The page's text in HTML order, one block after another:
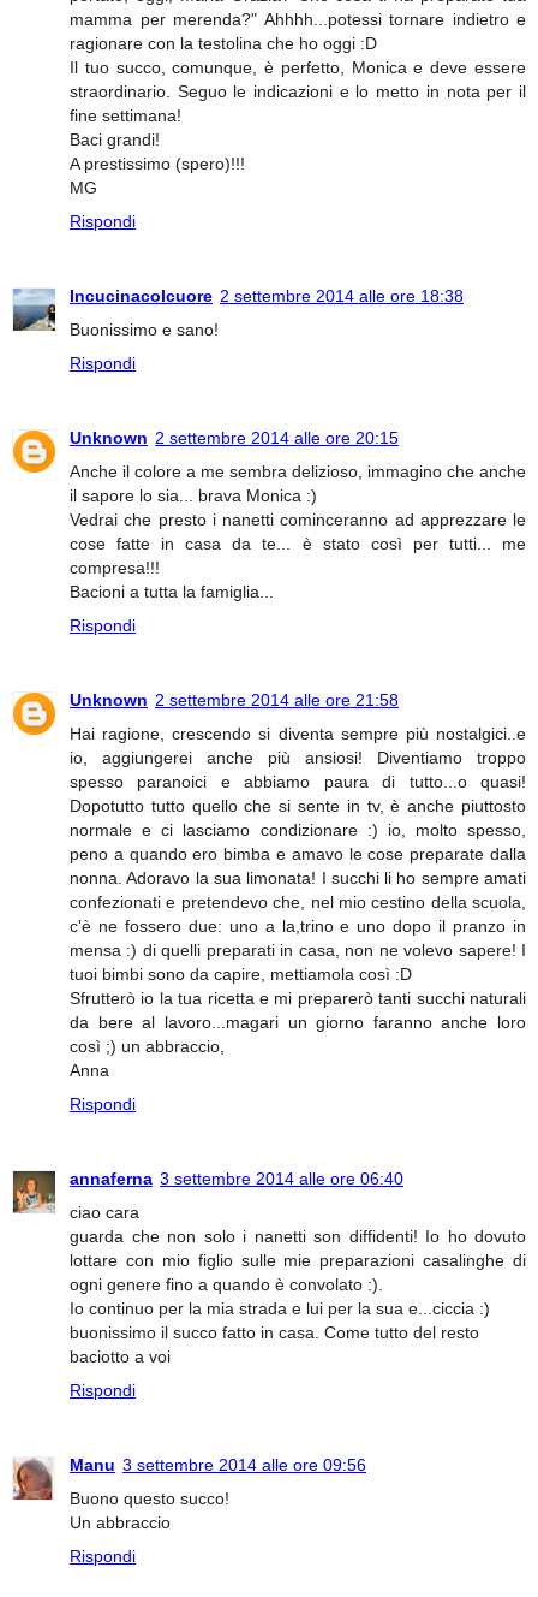
mamma per merenda?" Ahhhh...potessi tornare indietro e
ragionare con la testolina che ho oggi :D
Il tuo succo, comunque, è perfetto, Monica e deve essere
straordinario. Seguo le indicazioni e lo metto in nota per il
fine settimana!
Baci grandi!
A prestissimo (spero)!!!
MG
Rispondi
Incucinacolcuore 2 settembre 2014 alle ore 18:38
Buonissimo e sano!
Rispondi
Unknown 2 settembre 2014 alle ore 20:15
Anche il colore a me sembra delizioso, immagino che anche
il sapore lo sia... brava Monica :)
Vedrai che presto i nanetti cominceranno ad apprezzare le
cose fatte in casa da te... è stato così per tutti... me
compresa!!!
Bacioni a tutta la famiglia...
Rispondi
Unknown 2 settembre 2014 alle ore 21:58
Hai ragione, crescendo si diventa sempre più nostalgici..e
io, aggiungerei anche più ansiosi! Diventiamo troppo
spesso paranoici e abbiamo paura di tutto...o quasi!
Dopotutto tutto quello che si sente in tv, è anche piuttosto
normale e ci lasciamo condizionare :) io, molto spesso,
peno a quando ero bimba e amavo le cose preparate dalla
nonna. Adoravo la sua limonata! I succhi li ho sempre amati
confezionati e pretendevo che, nel mio cestino della scuola,
c'è ne fossero due: uno a la,trino e uno dopo il pranzo in
mensa :) di quelli preparati in casa, non ne volevo sapere! I
tuoi bimbi sono da capire, mettiamola così :D
Sfrutterò io la tua ricetta e mi preparerò tanti succhi naturali
da bere al lavoro...magari un giorno faranno anche loro
così ;) un abbraccio,
Anna
Rispondi
annaferna 3 settembre 2014 alle ore 06:40
ciao cara
guarda che non solo i nanetti son diffidenti! Io ho dovuto
lottare con mio figlio sulle mie preparazioni casalinghe di
ogni genere fino a quando è convolato :).
Io continuo per la mia strada e lui per la sua e...ciccia :)
buonissimo il succo fatto in casa. Come tutto del resto
baciotto a voi
Rispondi
Manu 3 settembre 2014 alle ore 09:56
Buono questo succo!
Un abbraccio
Rispondi